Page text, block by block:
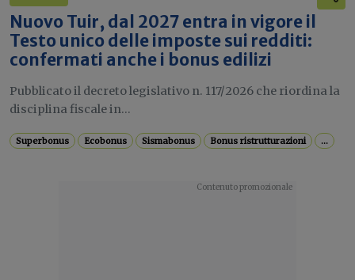
Nuovo Tuir, dal 2027 entra in vigore il
Testo unico delle imposte sui redditi:
confermati anche i bonus edilizi
Pubblicato il decreto legislativo n. 117/2026 che riordina la
disciplina fiscale in...
Superbonus Ecobonus Sismabonus Bonus ristrutturazioni ...